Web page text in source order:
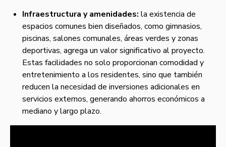
Infraestructura y amenidades: la existencia de
espacios comunes bien diseñados, como gimnasios,
piscinas, salones comunales, áreas verdes y zonas
deportivas, agrega un valor significativo al proyecto.
Estas facilidades no solo proporcionan comodidad y
entretenimiento a los residentes, sino que también
reducen la necesidad de inversiones adicionales en
servicios externos, generando ahorros económicos a
mediano y largo plazo.